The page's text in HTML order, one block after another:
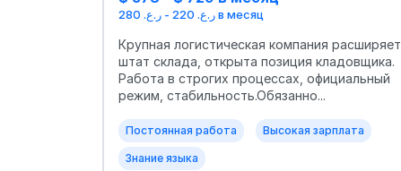
ر.ع. 220 - ر.ع. 280 в месяц
Крупная логистическая компания расширяет
штат склада, открыта позиция кладовщика.
Работа в строгих процессах, официальный
режим, стабильность.Обязанно...
Постоянная работа Высокая зарплата
Знание языка